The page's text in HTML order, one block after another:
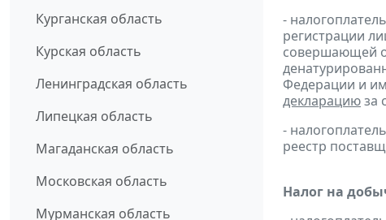
Курганская область
Курская область
Ленинградская область
Липецкая область
Магаданская область
Московская область
Мурманская область
-
регистрации
совершающей
Федерации и
декларациюза
-
реестр
Налог на